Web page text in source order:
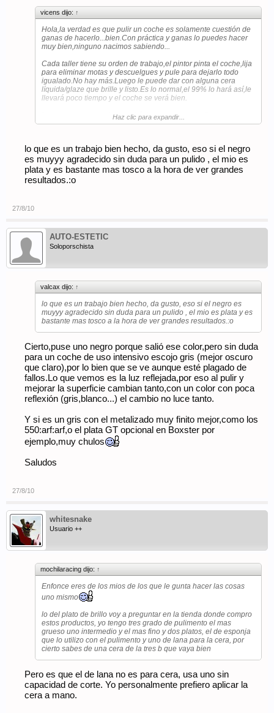
vicens dijo: ↑
Hola,la verdad es que pulir un coche es solamente cuestión de
ganas de hacerlo...bien.Con práctica y ganas lo puedes hacer
muy bien,ninguno nacimos sabiendo...
Cada taller tiene su orden de trabajo,el pintor pinta el coche,lija
para eliminar motas y descuelgues y pule para dejarlo todo
igualado.No hay más.Luego le puede dar con alguna cera
líquida/glaze que brille y listo.Es lo normal,el 99% lo hará así,le
llevará poco tiempo y el coche se verá bien.
Luego ya entramos los que básicamente nos dedicamos a
afinar los coches,tanto por haber rallado el coche en tunel como
fallos y dejarlo perfecto.Si alguien pule sin esa luz puedes dejar
de todo ahí:(
Hay grandísimos pintores que pulen perfecto,en el foro tenemos
un buen ejemplo
de rallitas aunque el coche brille... qué es lo que llamamos cera
en ese caso? como afirmar que en un coche oscuro no se
pueden eliminar los swirls/rallitas del todo? la verdad es que a
mucho más,acabados cristalinos y perfectos.Eso sí,lleva tiempo
materiales si lo hace uno mismo,no hay duros a cuatro
pesetas.No hace falta ver al inglés cobrando 10000$$$ para
Un ejemplo,coche acabado de sacar de plancha,kit 997 en
996,trabajo brutal de plancha para adaptar el kit en fibra,buen
ajuste,pero entregado así:
Pulido solamente ya en auto-estetic:
Entregado por nosotros encerado y listo:
Un poco distinta la impresión,no?
Saludos:[porsche]
Haz clic para expandir...
lo que es un trabajo bien hecho, da gusto, eso si el negro
es muyyy agradecido sin duda para un pulido , el mio es
plata y es bastante mas tosco a la hora de ver grandes
resultados.:o
27/8/10
AUTO-ESTETIC
Soloporschista
valcax dijo: ↑
lo que es un trabajo bien hecho, da gusto, eso si el negro es
muyyy agradecido sin duda para un pulido , el mio es plata y es
bastante mas tosco a la hora de ver grandes resultados.:o
Cierto,puse uno negro porque salió ese color,pero sin duda
para un coche de uso intensivo escojo gris (mejor oscuro
que claro),por lo bien que se ve aunque esté plagado de
fallos.Lo que vemos es la luz reflejada,por eso al pulir y
mejorar la superficie cambian tanto,con un color con poca
reflexión (gris,blanco...) el cambio no luce tanto.
Y si es un gris con el metalizado muy finito mejor,como los
550:arf:arf,o el plata GT opcional en Boxster por
ejemplo,muy chulos
Saludos
27/8/10
whitesnake
Usuario ++
mochilaracing dijo: ↑
Enfonce eres de los mios de los que le gunta hacer las cosas
uno mismo
lo del plato de brillo voy a preguntar en la tienda donde compro
estos productos, yo tengo tres grado de pulimento el mas
grueso uno intermedio y el mas fino y dos platos, el de esponja
que lo utilizo con el pulimento y uno de lana para la cera, por
cierto sabes de una cera de la tres b que vaya bien
Pero es que el de lana no es para cera, usa uno sin
capacidad de corte. Yo personalmente prefiero aplicar la
cera a mano.